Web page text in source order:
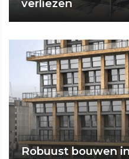
verliezen
Robuust bouwen